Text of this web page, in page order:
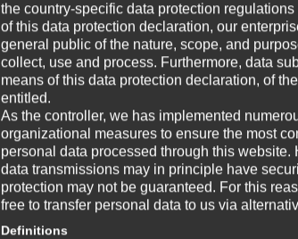
the country-specific data protection
of this data protection declaration, our
general public of the nature, scope, and
collect, use and process. Furthermore, data
means of this data protection declaration, of
entitled.
As the controller, we has implemented
organizational measures to ensure the most
personal data processed through this website.
data transmissions may in principle have
protection may not be guaranteed. For this
free to transfer personal data to us via
Definitions